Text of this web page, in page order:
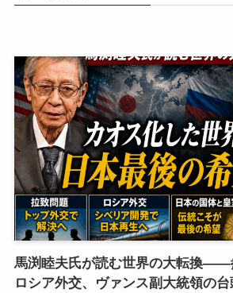
馬渕睦夫氏が読む世界の大転換――
ロシア外交、ヴァンス副大統領の